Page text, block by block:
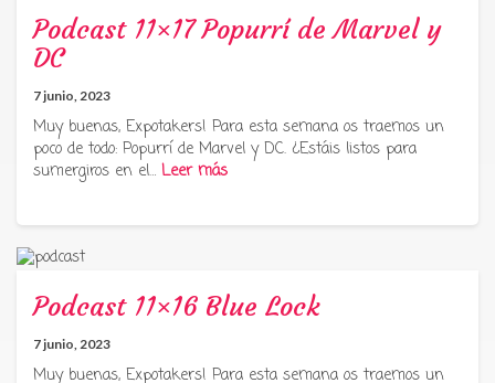
Podcast 11×17 Popurrí de Marvel y
DC
7 junio, 2023
Muy buenas, Expotakers! Para esta semana os traemos un
poco de todo: Popurrí de Marvel y DC. ¿Estáis listos para
sumergiros en el… Leer más
Podcast 11×16 Blue Lock
7 junio, 2023
Muy buenas, Expotakers! Para esta semana os traemos un